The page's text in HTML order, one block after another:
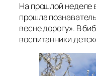
На прошлой
прошла
весне дорогу». В
воспитанники